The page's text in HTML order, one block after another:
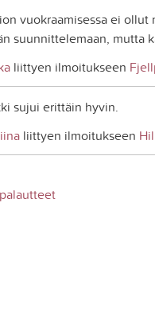
vuokraamisessa ei
suunnittelemaan, mutta
liittyen ilmoitukseen
sujui erittäin hyvin.
liittyen ilmoitukseen